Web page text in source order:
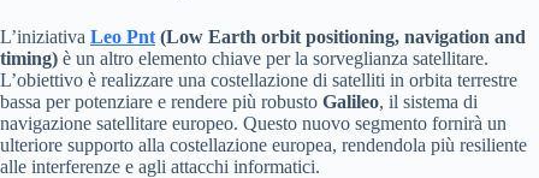
L’iniziativa Leo Pnt (Low Earth orbit positioning, navigation and
timing) è un altro elemento chiave per la sorveglianza satellitare.
L’obiettivo è realizzare una costellazione di satelliti in orbita terrestre
bassa per potenziare e rendere più robusto Galileo, il sistema di
navigazione satellitare europeo. Questo nuovo segmento fornirà un
ulteriore supporto alla costellazione europea, rendendola più resiliente
alle interferenze e agli attacchi informatici.